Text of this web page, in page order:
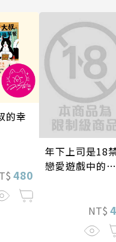
的幸
480
年下上司是18
戀愛遊戲中的我
NT$